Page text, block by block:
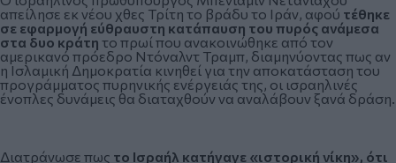
απείλησε εκ νέου χθες Τρίτη το βράδυ το Ιράν, αφού τέθηκε
σε εφαρμογή εύθραυστη κατάπαυση του πυρός ανάμεσα
στα δυο κράτη το πρωί που ανακοινώθηκε από τον
αμερικανό πρόεδρο Ντόναλντ Τραμπ, διαμηνύοντας πως αν
η Ισλαμική Δημοκρατία κινηθεί για την αποκατάσταση του
προγράμματος πυρηνικής ενέργειάς της, οι ισραηλινές
ένοπλες δυνάμεις θα διαταχθούν να αναλάβουν ξανά δράση.
Διατράνωσε πως το Ισραήλ κατήγαγε «ιστορική νίκη», ότι